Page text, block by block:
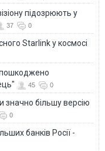
підозрюють у
37 0
Starlink у космосі
45 0
значно більшу версію
0
банків Росії -